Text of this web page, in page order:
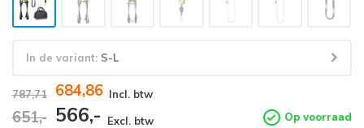
In de variant: S-L
787,71 684,86 Incl. btw
651,- 566,- Excl. btw Op voorraad